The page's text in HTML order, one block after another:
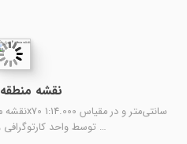
نقشه منطقه 4 تهران
توسط واحد کارتوگرافی و جغرافیایی انتشارات …